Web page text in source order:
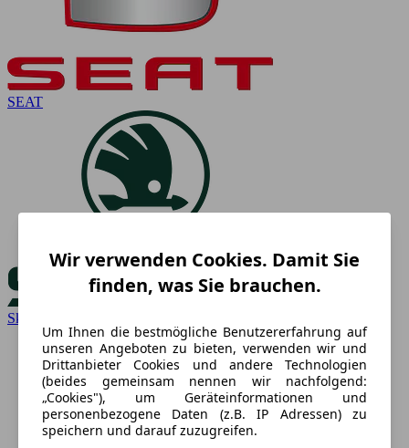
SEAT
Skoda
Wir verwenden Cookies. Damit Sie
finden, was Sie brauchen.
Um Ihnen die bestmögliche Benutzererfahrung auf
unseren Angeboten zu bieten, verwenden wir und
Drittanbieter Cookies und andere Technologien
(beides gemeinsam nennen wir nachfolgend:
„Cookies"), um Geräteinformationen und
personenbezogene Daten (z.B. IP Adressen) zu
speichern und darauf zuzugreifen.